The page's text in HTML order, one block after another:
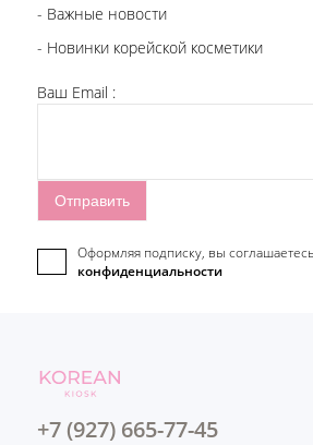
- Важные новости
- Новинки корейской косметики
Ваш Email :
Оформляя подписку, вы
конфиденциальности
+7 (927) 665-77-45